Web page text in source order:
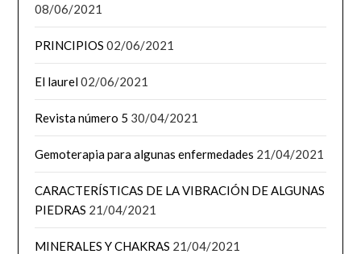
08/06/2021
PRINCIPIOS 02/06/2021
El laurel02/06/2021
Revista número 5 30/04/2021
Gemoterapia para algunas enfermedades 21/04/2021
CARACTERÍSTICAS DE LA VIBRACIÓN DE ALGUNAS
PIEDRAS 21/04/2021
MINERALES Y CHAKRAS 21/04/2021